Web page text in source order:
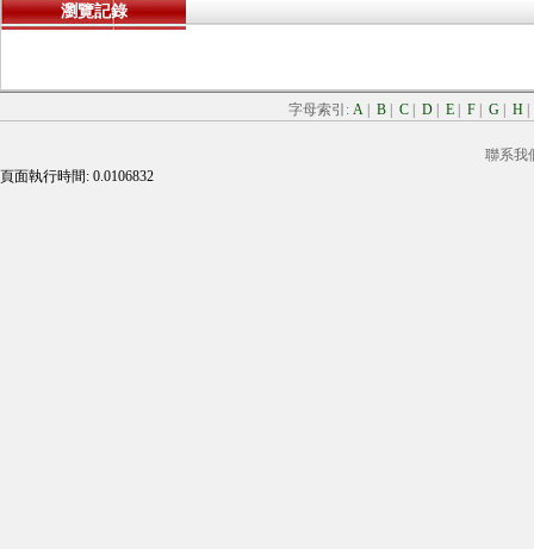
瀏覽記錄
字母索引: A B C D E F G H
聯系我
頁面執行時間: 0.0106832